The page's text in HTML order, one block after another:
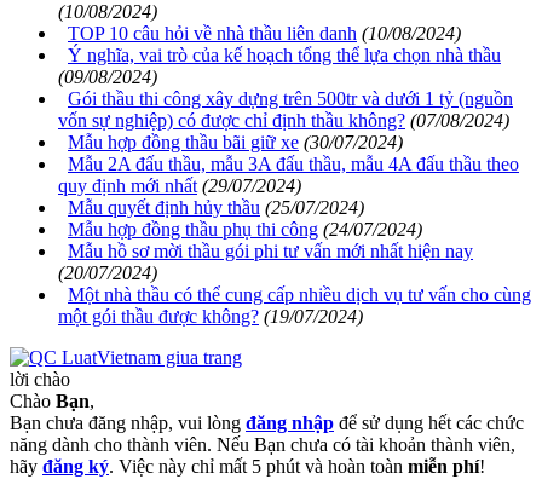
(10/08/2024)
TOP 10 câu hỏi về nhà thầu liên danh (10/08/2024)
Ý nghĩa, vai trò của kế hoạch tổng thể lựa chọn nhà thầu
(09/08/2024)
Gói thầu thi công xây dựng trên 500tr và dưới 1 tỷ (nguồn
vốn sự nghiệp) có được chỉ định thầu không? (07/08/2024)
Mẫu hợp đồng thầu bãi giữ xe (30/07/2024)
Mẫu 2A đấu thầu, mẫu 3A đấu thầu, mẫu 4A đấu thầu theo
quy định mới nhất (29/07/2024)
Mẫu quyết định hủy thầu (25/07/2024)
Mẫu hợp đồng thầu phụ thi công (24/07/2024)
Mẫu hồ sơ mời thầu gói phi tư vấn mới nhất hiện nay
(20/07/2024)
Một nhà thầu có thể cung cấp nhiều dịch vụ tư vấn cho cùng
một gói thầu được không? (19/07/2024)
lời chào
Chào Bạn,
Bạn chưa đăng nhập, vui lòng đăng nhập để sử dụng hết các chức
năng dành cho thành viên. Nếu Bạn chưa có tài khoản thành viên,
hãy đăng ký. Việc này chỉ mất 5 phút và hoàn toàn miễn phí!